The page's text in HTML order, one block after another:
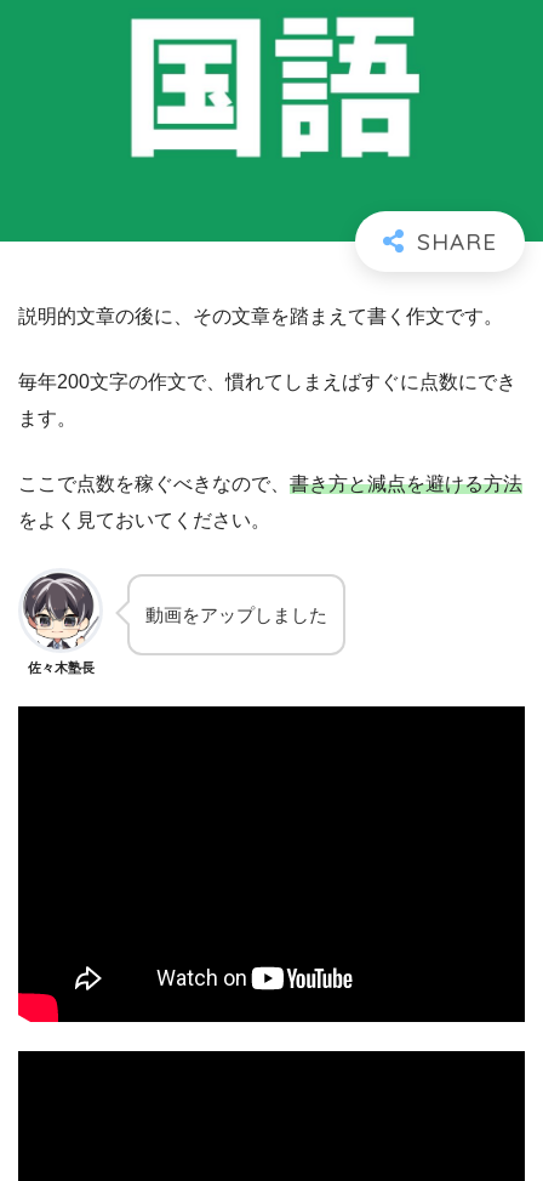
説明的文章の後に、その文章を踏まえて書く作文です。
毎年200文字の作文で、慣れてしまえばすぐに点数にでき
ます。
ここで点数を稼ぐべきなので、 書き方と減点を避ける方法
をよく見ておいてください。
佐々木塾長
動画をアップしました